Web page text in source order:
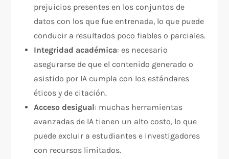
prejuicios presentes en los conjuntos de
datos con los que fue entrenada, lo que puede
conducir a resultados poco fiables o parciales.
Integridad académica: es necesario
asegurarse de que el contenido generado o
asistido por IA cumpla con los estándares
éticos y de citación.
Acceso desigual: muchas herramientas
avanzadas de IA tienen un alto costo, lo que
puede excluir a estudiantes e investigadores
con recursos limitados.